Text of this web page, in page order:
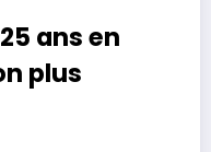
ans en
plus